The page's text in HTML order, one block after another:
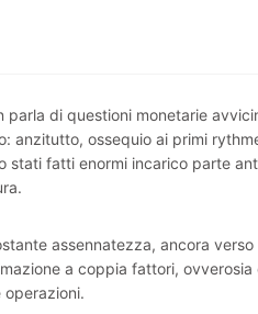
parla di questioni monetarie
anzitutto, ossequio ai primi
stati fatti enormi incarico parte
assennatezza, ancora
a coppia fattori,